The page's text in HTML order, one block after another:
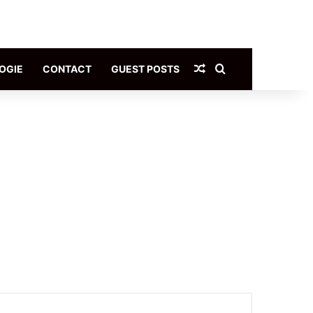
CONTACT GUEST POSTS Article Aléatoire